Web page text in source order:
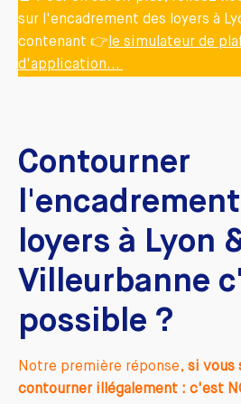
sur l'encadrement des loyers à
contenant 👉 le simulateur de
d'application...
Contourner
loyers à Lyon
Villeurbanne
possible ?
Notre première réponse, si vous
contourner illégalement : c'est